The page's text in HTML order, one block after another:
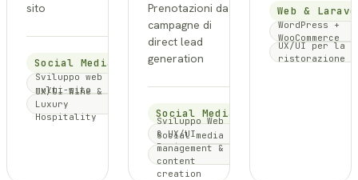
sito
Social Media
Sviluppo web
multi-sito
UX/UI Wine &
Luxury
Hospitality
Prenotazioni da
campagne di
direct lead
generation
Social Media
Sviluppo Web
& UX/UI
Design
Social media
management &
content
creation
Web &
WordPress +
WooCommerce
UX/UI per la
ristorazione